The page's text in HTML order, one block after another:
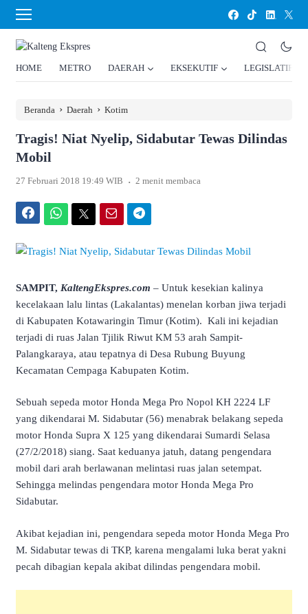
HOME METRO DAERAH EKSEKUTIF LEGISLATIF
Beranda › Daerah › Kotim
Tragis! Niat Nyelip, Sidabutar Tewas Dilindas
Mobil
27 Februari 2018 19:49 WIB . 2 menit membaca
SAMPIT, KaltengEkspres.com – Untuk kesekian kalinya
kecelakaan lalu lintas (Lakalantas) menelan korban jiwa terjadi
di Kabupaten Kotawaringin Timur (Kotim). Kali ini kejadian
terjadi di ruas Jalan Tjilik Riwut KM 53 arah Sampit-
Palangkaraya, atau tepatnya di Desa Rubung Buyung
Kecamatan Cempaga Kabupaten Kotim.
Sebuah sepeda motor Honda Mega Pro Nopol KH 2224 LF
yang dikendarai M. Sidabutar (56) menabrak belakang sepeda
motor Honda Supra X 125 yang dikendarai Sumardi Selasa
(27/2/2018) siang. Saat keduanya jatuh, datang pengendara
mobil dari arah berlawanan melintasi ruas jalan setempat.
Sehingga melindas pengendara motor Honda Mega Pro
Sidabutar.
Akibat kejadian ini, pengendara sepeda motor Honda Mega Pro
M. Sidabutar tewas di TKP, karena mengalami luka berat yakni
pecah dibagian kepala akibat dilindas pengendara mobil.